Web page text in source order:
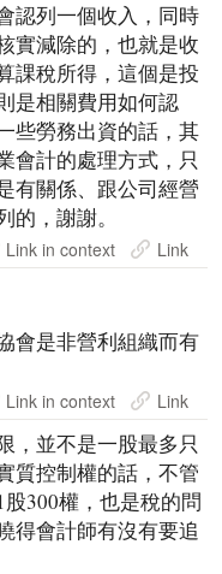
認列一個收入，同時
實減除的，也就是收
課稅所得，這個是投
是相關費用如何認
些勞務出資的話，其
會計的處理方式，只
有關係、跟公司經營
，謝謝。
Link in context Link
會是非營利組織而有
Link in context Link
，並不是一股最多只
質控制權的話，不管
300權，也是稅的問
得會計師有沒有要追